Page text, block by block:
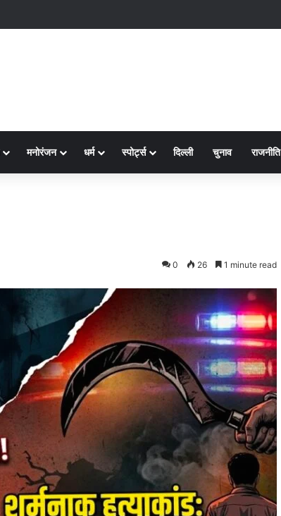
मनोरंजन धर्म स्पोर्ट्स दिल्ली चुनाव राजनीति
0 26 1 minute read